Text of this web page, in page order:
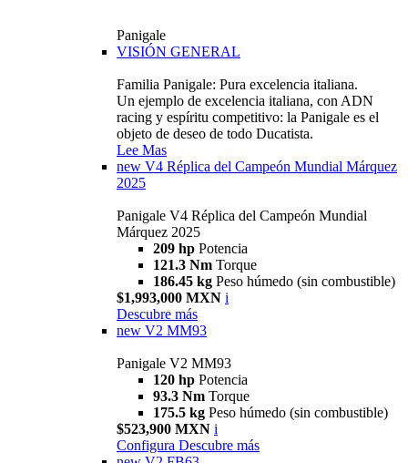
Panigale
VISIÓN GENERAL
Familia Panigale: Pura excelencia italiana.
Un ejemplo de excelencia italiana, con ADN
racing y espíritu competitivo: la Panigale es el
objeto de deseo de todo Ducatista.
Lee Mas
new V4 Réplica del Campeón Mundial Márquez
2025
Panigale V4 Réplica del Campeón Mundial
Márquez 2025
209 hp Potencia
121.3 Nm Torque
186.45 kg Peso húmedo (sin combustible)
$1,993,000 MXN i
Descubre más
new V2 MM93
Panigale V2 MM93
120 hp Potencia
93.3 Nm Torque
175.5 kg Peso húmedo (sin combustible)
$523,900 MXN i
Configura Descubre más